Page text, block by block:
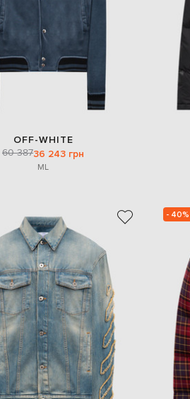
OFF-WHITE
60 38736 243 грн
ML
- 40%